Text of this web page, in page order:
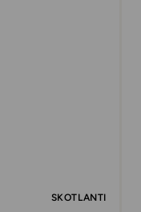
SKOTLANTI